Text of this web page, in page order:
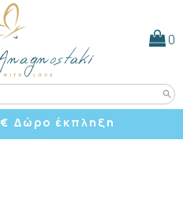
0
search
€ Δώρο έκπληξη